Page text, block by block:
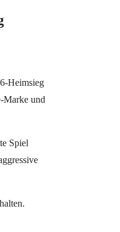
Heimsieg
Marke und
Spiel